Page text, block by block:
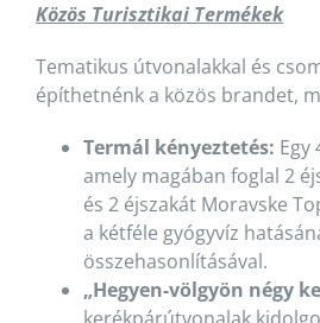
Közös Turisztikai Termékek
Tematikus útvonalakkal és
építhetnénk a közös brandet,
Termál kényeztetés: Egy
amely magában foglal 2
és 2 éjszakát Moravske
a kétféle gyógyvíz
összehasonlításával.
„Hegyen-völgyön négy